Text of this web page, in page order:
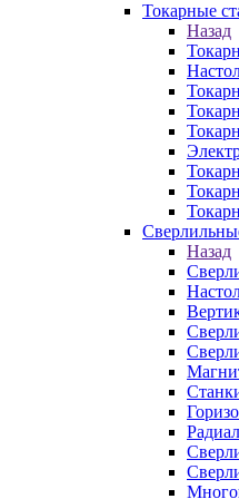
Токарные
Назад
Назад